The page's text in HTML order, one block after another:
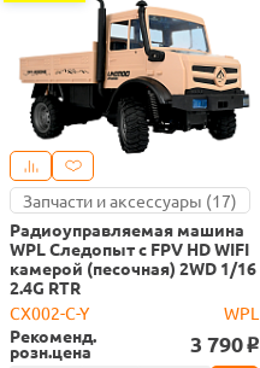
Запчасти и аксессуары (17)
Радиоуправляемая машина
WPL Следопыт с FPV HD WIFI
камерой (песочная) 2WD 1/16
2.4G RTR
CX002-C-Y
WPL
Рекоменд.
розн.цена 3 790 o